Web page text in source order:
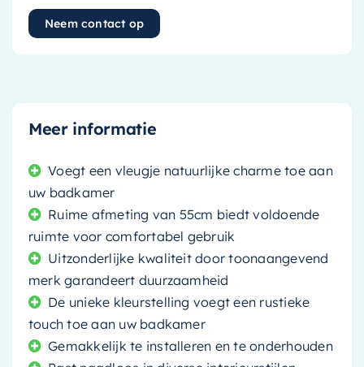
Neem contact op
Meer informatie
Voegt een vleugje natuurlijke charme toe aan
uw badkamer
Ruime afmeting van 55cm biedt voldoende
ruimte voor comfortabel gebruik
Uitzonderlijke kwaliteit door toonaangevend
merk garandeert duurzaamheid
De unieke kleurstelling voegt een rustieke
touch toe aan uw badkamer
Gemakkelijk te installeren en te onderhouden